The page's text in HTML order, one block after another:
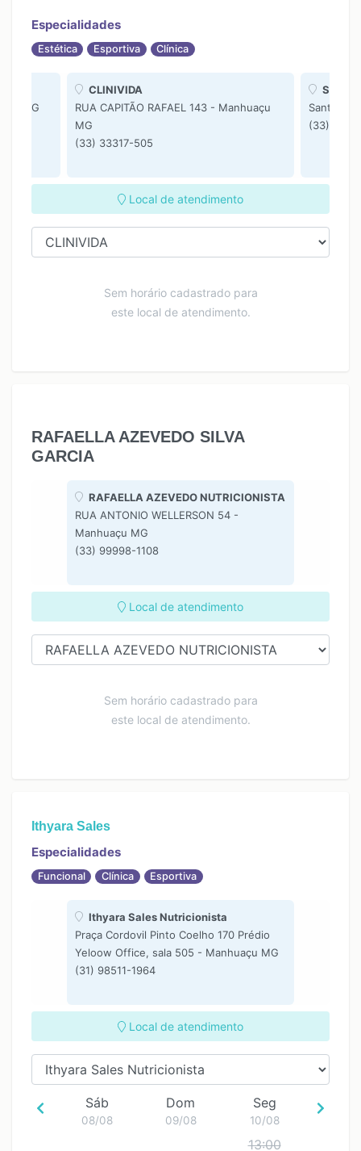
Especialidades
Estética Esportiva Clínica
MG
CLINIVIDA
RUA CAPITÃO RAFAEL 143 - Manhuaçu
MG
(33) 33317-505
Salutis
Santo
(33)
Local de atendimento
Sem horário cadastrado para
este local de atendimento.
RAFAELLA AZEVEDO SILVA
GARCIA
RAFAELLA AZEVEDO NUTRICIONISTA
RUA ANTONIO WELLERSON 54 -
Manhuaçu MG
(33) 99998-1108
Local de atendimento
Sem horário cadastrado para
este local de atendimento.
Ithyara Sales
Especialidades
Funcional Clínica Esportiva
Ithyara Sales Nutricionista
Praça Cordovil Pinto Coelho 170 Prédio
Yeloow Office, sala 505 - Manhuaçu MG
(31) 98511-1964
Local de atendimento
Sáb
08/08
Dom
09/08
Seg
10/08
13:00